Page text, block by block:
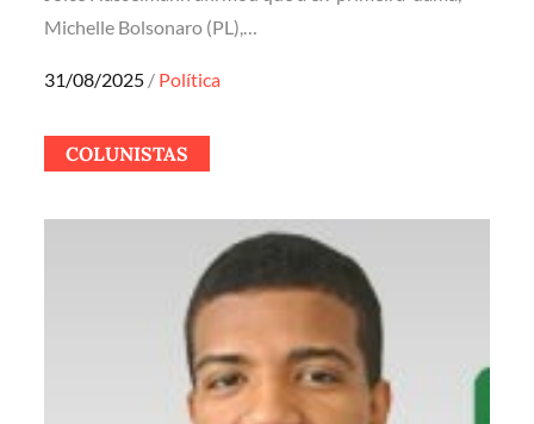
Michelle Bolsonaro (PL),…
Posted
31/08/2025 Política
COLUNISTAS